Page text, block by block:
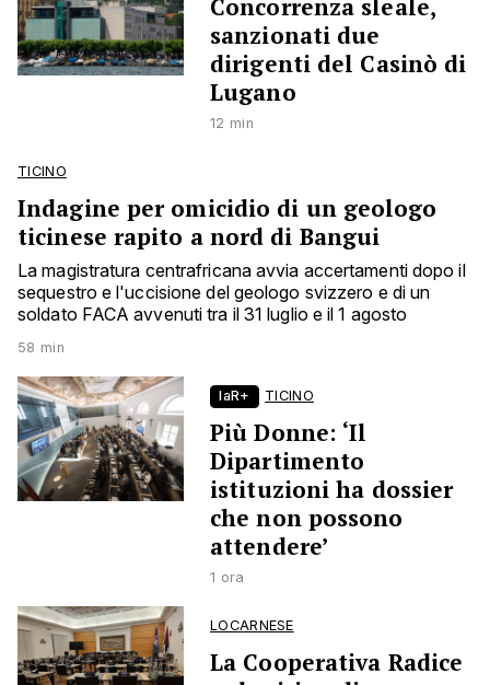
Concorrenza sleale,
sanzionati due
dirigenti del Casinò di
Lugano
12 min
TICINO
Indagine per omicidio di un geologo
ticinese rapito a nord di Bangui
La magistratura centrafricana avvia accertamenti dopo il
sequestro e l'uccisione del geologo svizzero e di un
soldato FACA avvenuti tra il 31 luglio e il 1 agosto
58 min
laR+ TICINO
Più Donne: ‘Il
Dipartimento
istituzioni ha dossier
che non possono
attendere’
1 ora
LOCARNESE
La Cooperativa Radice